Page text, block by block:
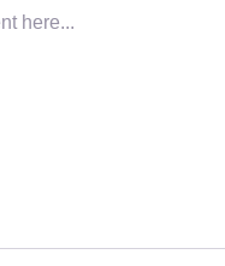
here…